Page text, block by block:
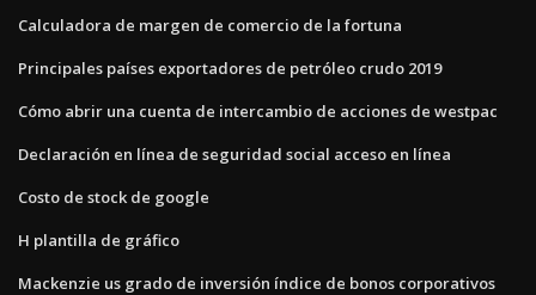
Calculadora de margen de comercio de la fortuna
Principales países exportadores de petróleo crudo 2019
Cómo abrir una cuenta de intercambio de acciones de westpac
Declaración en línea de seguridad social acceso en línea
Costo de stock de google
H plantilla de gráfico
Mackenzie us grado de inversión índice de bonos corporativos